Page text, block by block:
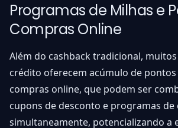
Programas de Milhas e
Compras Online
Além do cashback tradicional,
crédito oferecem acúmulo de
compras online, que podem ser
cupons de desconto e programas de
simultaneamente, potencializando a